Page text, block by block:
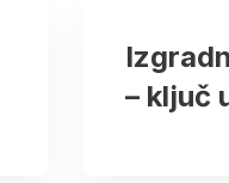
– ključ